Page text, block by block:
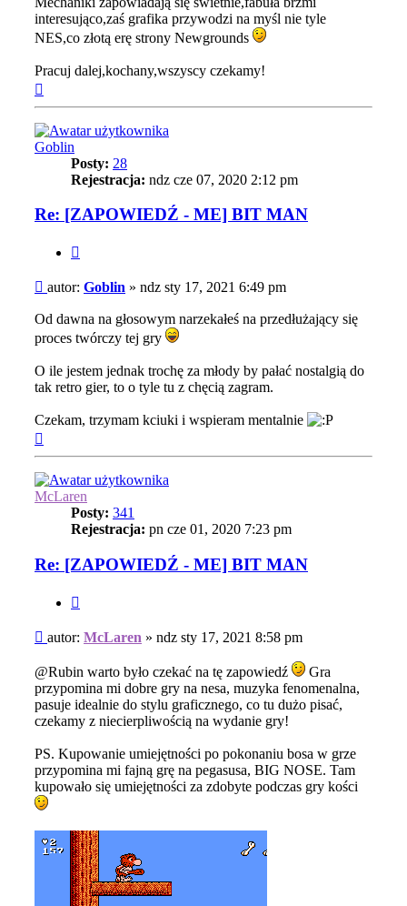
interesująco,zaś grafika przywodzi na myśl nie tyle
NES,co złotą erę strony Newgrounds
Pracuj dalej,kochany,wszyscy czekamy!
Goblin
Posty: 28
Rejestracja: ndz cze 07, 2020 2:12 pm
Re: [ZAPOWIEDŹ - ME] BIT MAN
Post
autor: Goblin » ndz sty 17, 2021 6:49 pm
Od dawna na głosowym narzekałeś na przedłużający się
proces twórczy tej gry
O ile jestem jednak trochę za młody by pałać nostalgią do
tak retro gier, to o tyle tu z chęcią zagram.
Czekam, trzymam kciuki i wspieram mentalnie
McLaren
Posty: 341
Rejestracja: pn cze 01, 2020 7:23 pm
Re: [ZAPOWIEDŹ - ME] BIT MAN
Post
autor: McLaren » ndz sty 17, 2021 8:58 pm
@Rubin warto było czekać na tę zapowiedź
Gra
przypomina mi dobre gry na nesa, muzyka fenomenalna,
pasuje idealnie do stylu graficznego, co tu dużo pisać,
czekamy z niecierpliwością na wydanie gry!
PS. Kupowanie umiejętności po pokonaniu bosa w grze
przypomina mi fajną grę na pegasusa, BIG NOSE. Tam
kupowało się umiejętności za zdobyte podczas gry kości